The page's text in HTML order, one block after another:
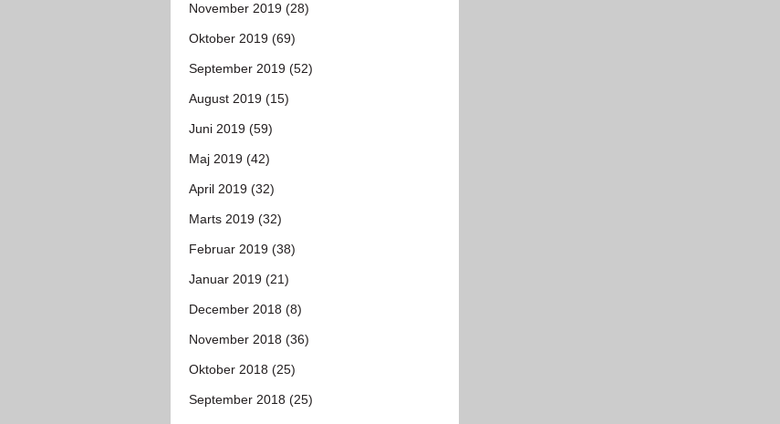
November 2019 (28)
Oktober 2019 (69)
September 2019 (52)
August 2019 (15)
Juni 2019 (59)
Maj 2019 (42)
April 2019 (32)
Marts 2019 (32)
Februar 2019 (38)
Januar 2019 (21)
December 2018 (8)
November 2018 (36)
Oktober 2018 (25)
September 2018 (25)